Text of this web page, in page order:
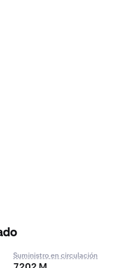
Suministro en circulación